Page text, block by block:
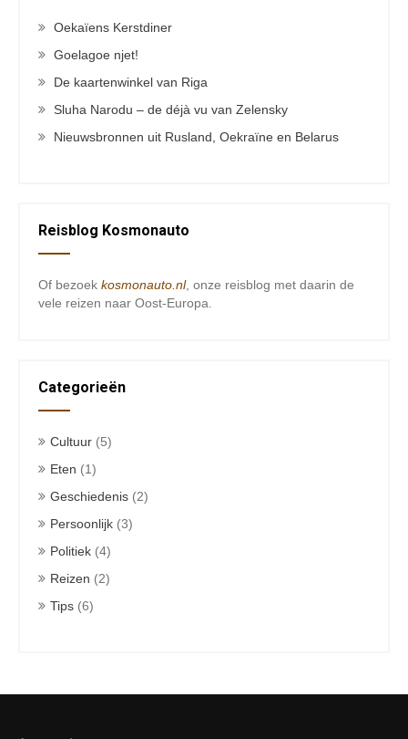
Oekaïens Kerstdiner
Goelagoe njet!
De kaartenwinkel van Riga
Sluha Narodu – de déjà vu van Zelensky
Nieuwsbronnen uit Rusland, Oekraïne en Belarus
Reisblog Kosmonauto
Of bezoek kosmonauto.nl, onze reisblog met daarin de
vele reizen naar Oost-Europa.
Categorieën
Cultuur (5)
Eten (1)
Geschiedenis (2)
Persoonlijk (3)
Politiek (4)
Reizen (2)
Tips (6)